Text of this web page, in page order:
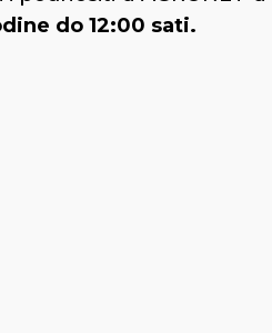
do 12:00 sati.